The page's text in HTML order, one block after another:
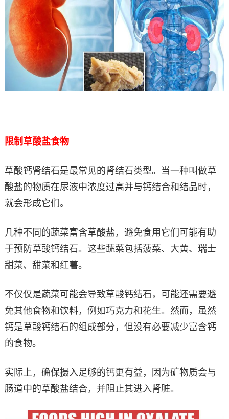
限制草酸盐食物
草酸钙肾结石是最常见的肾结石类型。当一种叫做草
酸盐的物质在尿液中浓度过高并与钙结合和结晶时，
就会形成它们。
几种不同的蔬菜富含草酸盐，避免食用它们可能有助
于预防草酸钙结石。这些蔬菜包括菠菜、大黄、瑞士
甜菜、甜菜和红薯。
不仅仅是蔬菜可能会导致草酸钙结石，可能还需要避
免其他食物和饮料，例如巧克力和花生。然而，虽然
钙是草酸钙结石的组成部分，但没有必要减少富含钙
的食物。
实际上，确保摄入足够的钙更有益，因为矿物质会与
肠道中的草酸盐结合，并阻止其进入肾脏。